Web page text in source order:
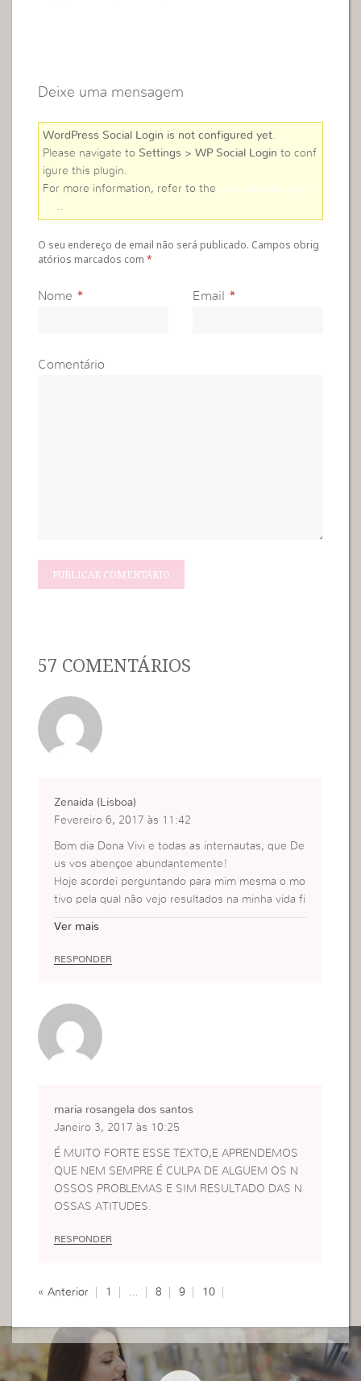
Deixe uma mensagem
WordPress Social Login is not configured yet
Please navigate to Settings > WP Social Login to conf
igure this plugin.
For more information, refer to the
online user guid
e
O seu endereço de email não será publicado. Campos obrig
atórios marcados com*
Nome * Email *
Comentário
57 COMENTÁRIOS
Zenaida (Lisboa)
Fevereiro 6, 2017 às 11:42
Bom dia Dona Vivi e todas as internautas, que De
us vos abençoe abundantemente!
Hoje acordei perguntando para mim mesma o mo
tivo pela qual não vejo resultados na minha vida fi
Ver mais
RESPONDER
maria rosangela dos santos
Janeiro 3, 2017 às 10:25
É MUITO FORTE ESSE TEXTO,E APRENDEMOS
QUE NEM SEMPRE É CULPA DE ALGUEM OS N
OSSOS PROBLEMAS E SIM RESULTADO DAS N
OSSAS ATITUDES.
RESPONDER
« Anterior 1 … 8 9 10